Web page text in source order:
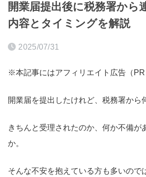
開業届提出後に税務署から
内容とタイミングを解説
2025/07/31
※本記事にはアフィリエイト広告（PR
開業届を提出したけれど、税務署から
きちんと受理されたのか、何か不備が
か。
そんな不安を抱えている方も多いので